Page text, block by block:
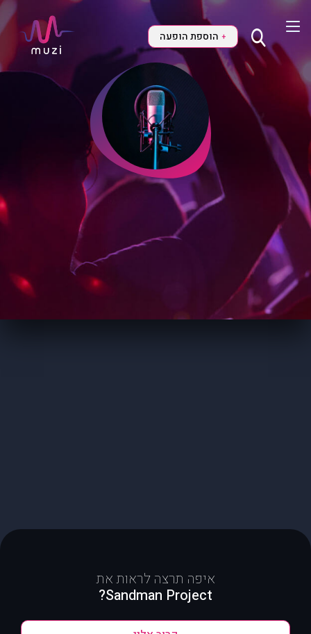
+ הוספת הופעה
איפה תרצה לראות את
Sandman Project?